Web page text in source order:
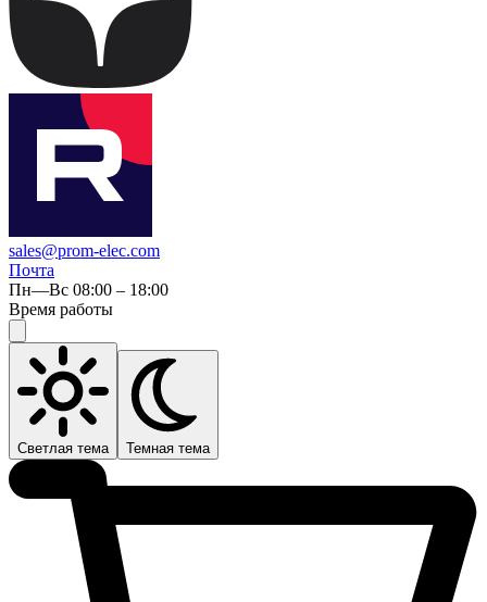
sales@prom-elec.com
Почта
Пн—Вс 08:00 – 18:00
Время работы
Светлая тема Темная тема